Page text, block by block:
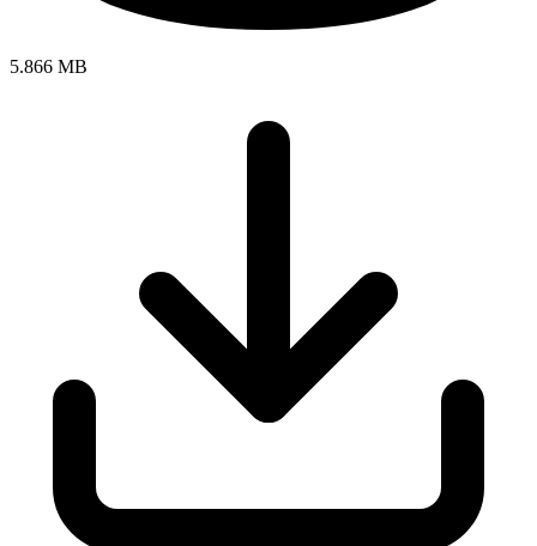
5.866 MB